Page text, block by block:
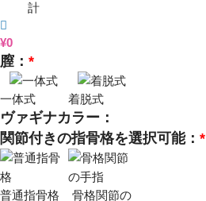
計
¥0
*
膣：
一体式 着脱式
ヴァギナカラー：
*
関節付きの指骨格を選択可能：
普通指骨格
骨格関節の